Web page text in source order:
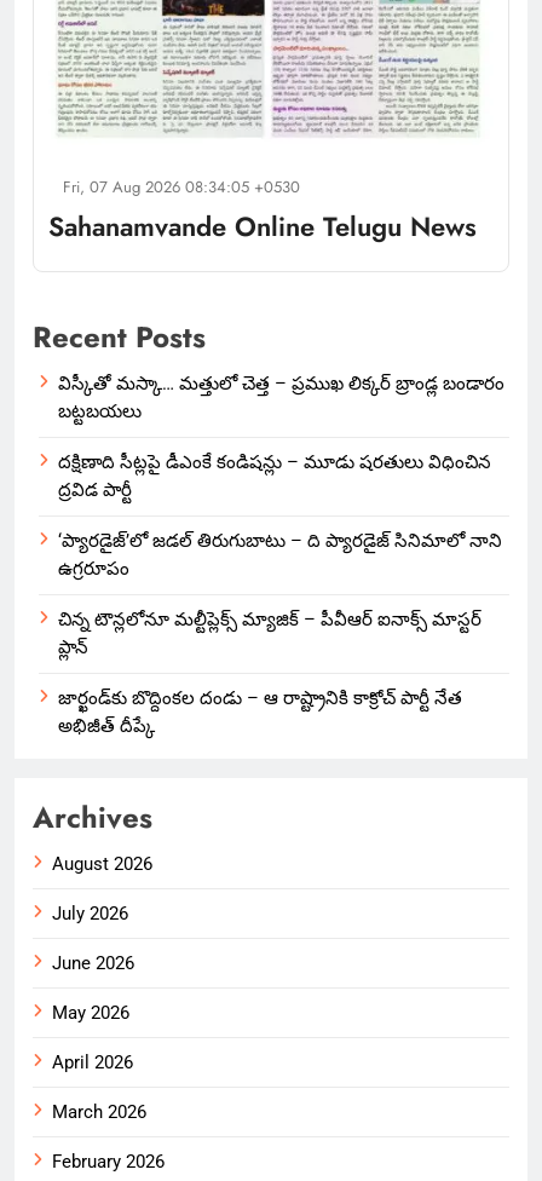
Fri, 07 Aug 2026 08:34:05 +0530
Sahanamvande Online Telugu News
Recent Posts
విస్కీతో మస్కా… మత్తులో చెత్త – ప్రముఖ లిక్కర్ బ్రాండ్ల బండారం
బట్టబయలు
దక్షిణాది సీట్లపై డీఎంకే కండిషన్లు – మూడు షరతులు విధించిన
ద్రవిడ పార్టీ
‘ప్యారడైజ్’లో జడల్ తిరుగుబాటు – ది ప్యారడైజ్ సినిమాలో నాని
ఉగ్రరూపం
చిన్న టౌన్లలోనూ మల్టీప్లెక్స్‌ మ్యాజిక్ – పీవీఆర్ ఐనాక్స్ మాస్టర్
ప్లాన్
జార్ఖండ్‌కు బొద్దింకల దండు – ఆ రాష్ట్రానికి కాక్రోచ్ పార్టీ నేత
అభిజీత్ దీప్కే
Archives
August 2026
July 2026
June 2026
May 2026
April 2026
March 2026
February 2026